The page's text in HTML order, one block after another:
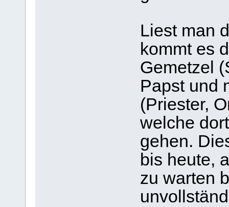
Liest man
kommt es
Gemetzel
Papst und
(Priester,
welche
gehen.
bis heute,
zu warten